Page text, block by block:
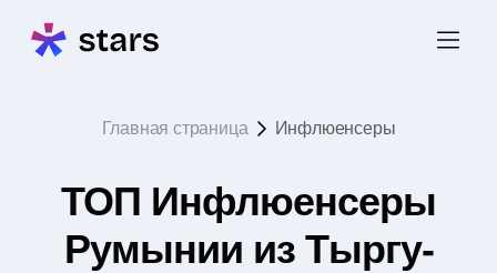
Главная страница Инфлюенсеры
ТОП Инфлюенсеры
Румынии из Тыргу-